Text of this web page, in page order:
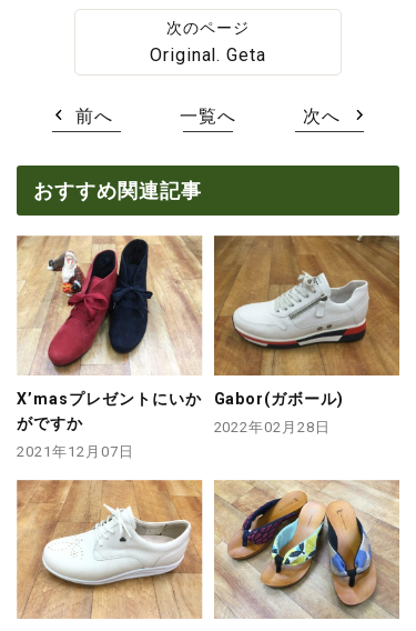
Original. Geta
前へ 一覧へ 次へ
おすすめ関連記事
X’masプレゼントにいか
がですか
2021年12月07日
Gabor(ガボール)
2022年02月28日